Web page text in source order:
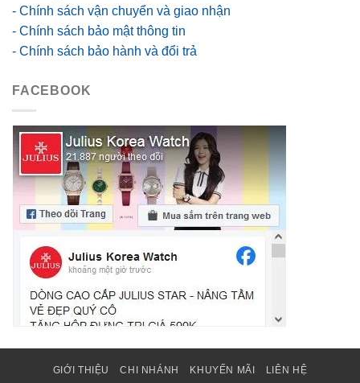
- Chính sách vận chuyển và giao nhận
- Chính sách bảo mật thông tin
- Chính sách bảo hành và đổi trả
FACEBOOK
GIỚI THIỆU CHI NHÁNH KHUYẾN MÃI LIÊN HỆ